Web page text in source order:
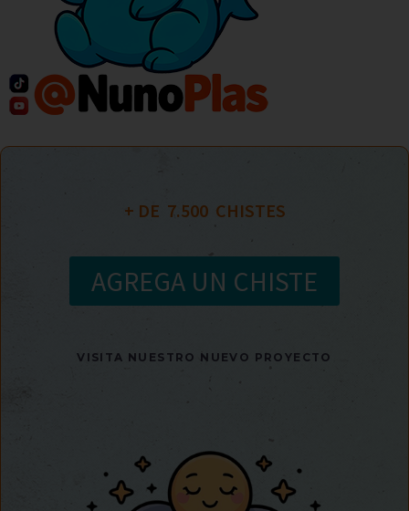
+ DE 7.500
  CHISTES
AGREGA UN CHISTE
VISITA NUESTRO NUEVO PROYECTO